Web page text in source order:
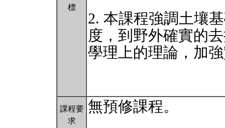
標
2. 本課程強調土壤
度，到野外確實的
學理上的理論，加
課程要
求
無預修課程。